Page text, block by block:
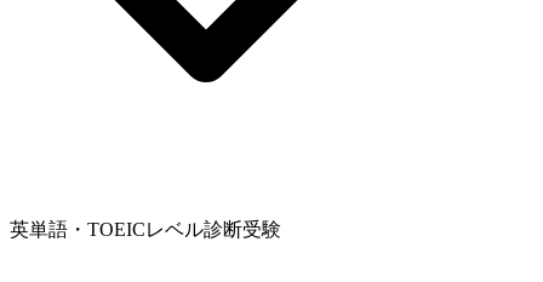
英単語・TOEICレベル診断受験